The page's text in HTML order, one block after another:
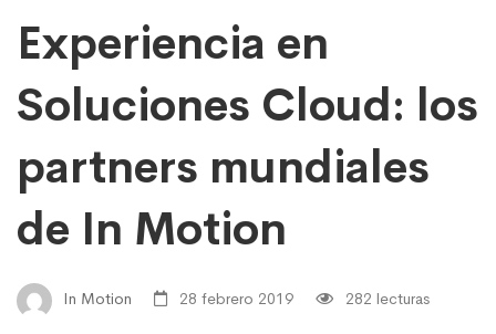
Experiencia en
Soluciones Cloud: los
partners mundiales
de In Motion
In Motion 28 febrero 2019 282 lecturas